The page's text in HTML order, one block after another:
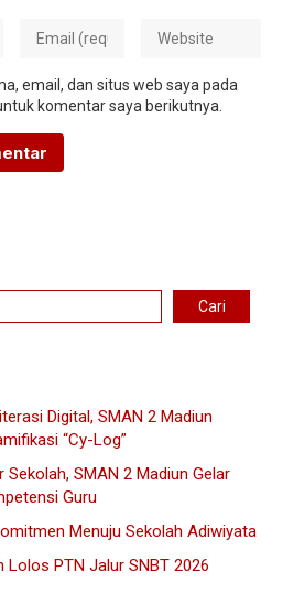
email, dan situs web saya pada
komentar saya berikutnya.
Cari
Digital, SMAN 2 Madiun
“Cy-Log”
SMAN 2 Madiun Gelar
Guru
Menuju Sekolah Adiwiyata
Lolos PTN Jalur SNBT 2026